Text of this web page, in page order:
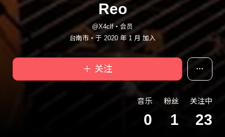
Reo
@X4clf・会员
台南市・于 2020 年 1 月 加入
＋ 关注
音乐
0
粉丝
1
关注中
23